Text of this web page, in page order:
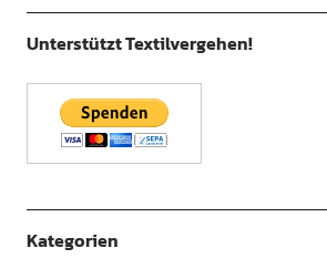
Unterstützt Textilvergehen!
Kategorien